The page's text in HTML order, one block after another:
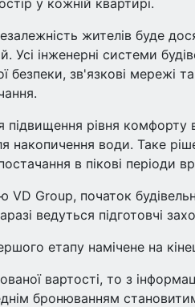
у кожній квартирі.
жителів буде
Усі інженерні системи
безпеки, зв'язкові мережі
підвищення рівня комфорту
накопичення води. Таке
в пікові періоди
VD Group, початок
ведуться підготовчі
етапу намічене на
вартості, то з
бронюванням